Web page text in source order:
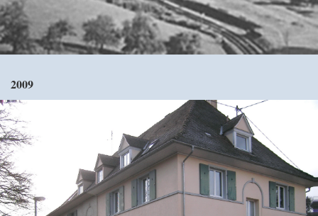
Der Friedhof
Unsere Initiative
Suche
2009